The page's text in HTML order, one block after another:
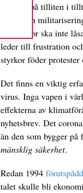
Jag tror på tilliten i
tror att en
Människor ska inte
leder till frustration
styrkor föder
Det finns en viktig
virus. Inga vapen i
effekterna av
nyhetsbrev. Det
än den som bygger
mänsklig säkerhet.
Redan 1994
talet skulle bli